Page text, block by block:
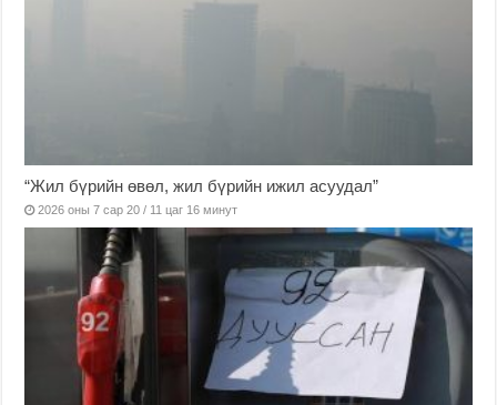
“Жил бүрийн өвөл, жил бүрийн ижил асуудал”
2026 оны 7 сар 20 / 11 цаг 16 минут